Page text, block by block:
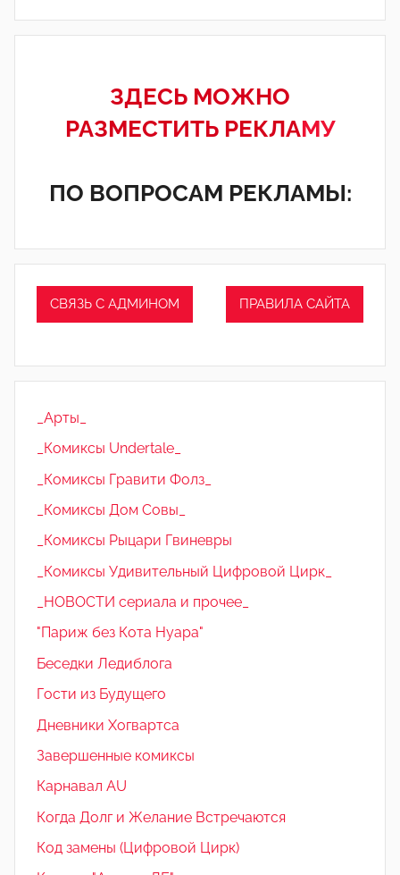
ЗДЕСЬ МОЖНО
РАЗМЕСТИТЬ РЕКЛАМУ
ПО ВОПРОСАМ РЕКЛАМЫ:
СВЯЗЬ С АДМИНОМ ПРАВИЛА САЙТА
_Арты_
_Комиксы Undertale_
_Комиксы Гравити Фолз_
_Комиксы Дом Совы_
_Комиксы Рыцари Гвиневры
_Комиксы Удивительный Цифровой Цирк_
_НОВОСТИ сериала и прочее_
"Париж без Кота Нуара"
Беседки Ледиблога
Гости из Будущего
Дневники Хогвартса
Завершенные комиксы
Карнавал AU
Когда Долг и Желание Встречаются
Код замены (Цифровой Цирк)